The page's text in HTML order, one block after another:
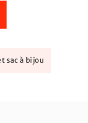
sac à bijou